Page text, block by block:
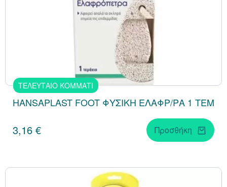
ΤΕΛΕΥΤΑΙΟ ΚΟΜΜΑΤΙ
HANSAPLAST FOOT ΦΥΣΙΚΗ ΕΛΑΦΡ/ΡΑ 1 TEM
3,16 € Προσθήκη